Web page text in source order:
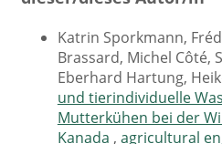
Katrin Sporkmann,
Brassard, Michel Côté,
Eberhard Hartung,
und tierindividuelle
Mutterkühen bei der
Kanada , agricultural